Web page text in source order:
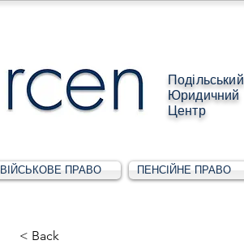
Подільський
Юридичний
Центр
ВІЙСЬКОВЕ ПРАВО ПЕНСІЙНЕ ПРАВО
< Back